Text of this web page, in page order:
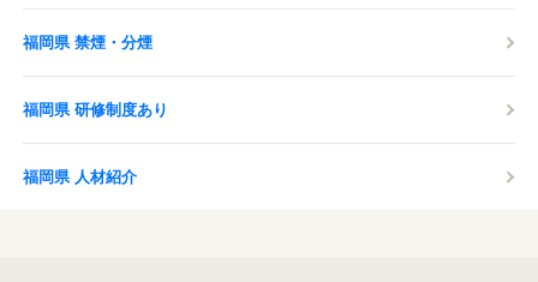
福岡県 禁煙・分煙
福岡県 研修制度あり
福岡県 人材紹介